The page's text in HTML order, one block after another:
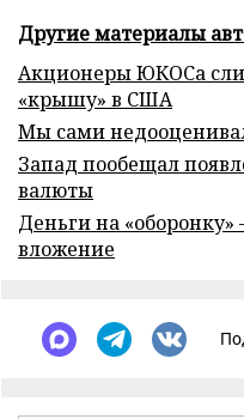
Другие материалы
Акционеры ЮКОСа
«крышу» в США
Мы сами
Запад пообещал
валюты
Деньги на «оборонку»
вложение